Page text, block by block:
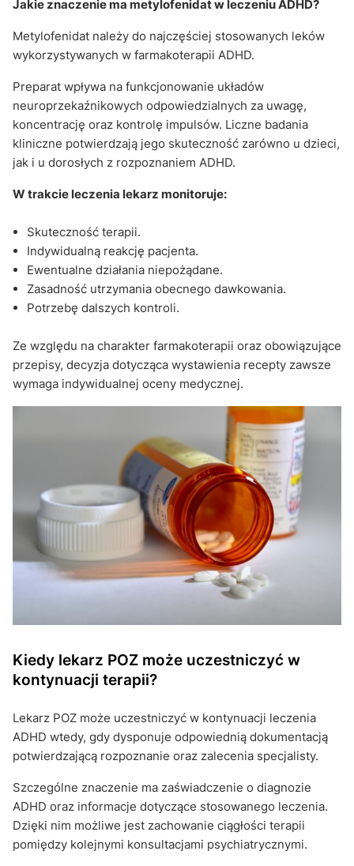
Jakie znaczenie ma metylofenidat w leczeniu ADHD?
Metylofenidat należy do najczęściej stosowanych leków
wykorzystywanych w farmakoterapii ADHD.
Preparat wpływa na funkcjonowanie układów
neuroprzekaźnikowych odpowiedzialnych za uwagę,
koncentrację oraz kontrolę impulsów. Liczne badania
kliniczne potwierdzają jego skuteczność zarówno u dzieci,
jak i u dorosłych z rozpoznaniem ADHD.
W trakcie leczenia lekarz monitoruje:
Skuteczność terapii.
Indywidualną reakcję pacjenta.
Ewentualne działania niepożądane.
Zasadność utrzymania obecnego dawkowania.
Potrzebę dalszych kontroli.
Ze względu na charakter farmakoterapii oraz obowiązujące
przepisy, decyzja dotycząca wystawienia recepty zawsze
wymaga indywidualnej oceny medycznej.
Kiedy lekarz POZ może uczestniczyć w
kontynuacji terapii?
Lekarz POZ może uczestniczyć w kontynuacji leczenia
ADHD wtedy, gdy dysponuje odpowiednią dokumentacją
potwierdzającą rozpoznanie oraz zalecenia specjalisty.
Szczególne znaczenie ma zaświadczenie o diagnozie
ADHD oraz informacje dotyczące stosowanego leczenia.
Dzięki nim możliwe jest zachowanie ciągłości terapii
pomiędzy kolejnymi konsultacjami psychiatrycznymi.